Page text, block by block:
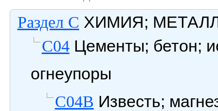
Раздел C ХИМИЯ;
C04Цементы; бетон;
огнеупоры
C04B Известь;